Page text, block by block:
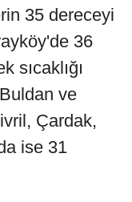
35 dereceyi
36
sıcaklığı
ve
Çardak,
ise 31